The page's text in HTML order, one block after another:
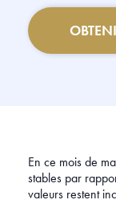
En ce mois de
stables par
valeurs restent